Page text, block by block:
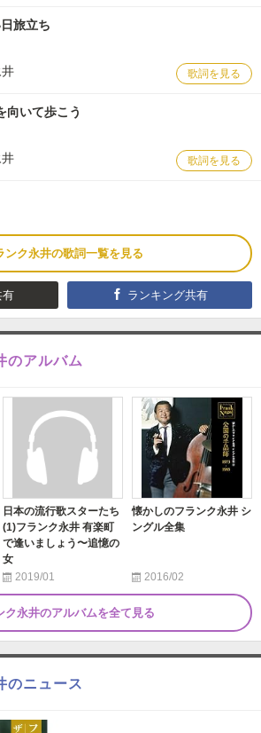
旅立ち
歌詞を見る
向いて歩こう
歌詞を見る
ンク永井の歌詞一覧を見る
有 ランキング共有
のアルバム
日本の流行歌スターたち
(1)フランク永井 有楽町
で逢いましょう〜追憶の
女
2019/01
懐かしのフランク永井 シ
ングル全集
2016/02
ク永井のアルバムを全て見る
のニュース